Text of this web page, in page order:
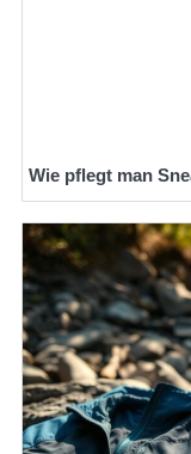
Wie pflegt man